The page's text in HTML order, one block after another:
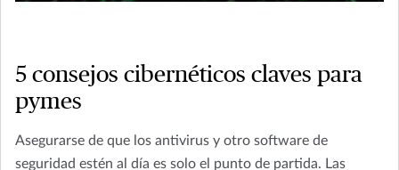
5 consejos cibernéticos claves para
pymes
Asegurarse de que los antivirus y otro software de
seguridad estén al día es solo el punto de partida. Las